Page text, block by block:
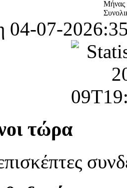
Μήνας
04-07-
τώρα